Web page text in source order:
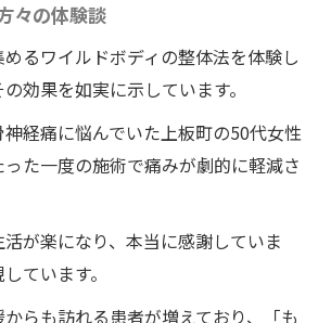
痛克服に効果的な整体施術
痛みを和らげる理由
ボディでの整体施術の最新情報
ボディの整体法がもたらす革新的
解消
痛改善をサポートするワイルドボ
体の魅力
の短時間化がもたらす利便性
り戻す整体ワイルドボディで痛み
々の体験談
るワイルドボディの整体法を体験し
効果を如実に示しています。
経痛に悩んでいた上板町の50代女性
た一度の施術で痛みが劇的に軽減さ
が楽になり、本当に感謝していま
ています。
らも訪れる患者が増えており、「も